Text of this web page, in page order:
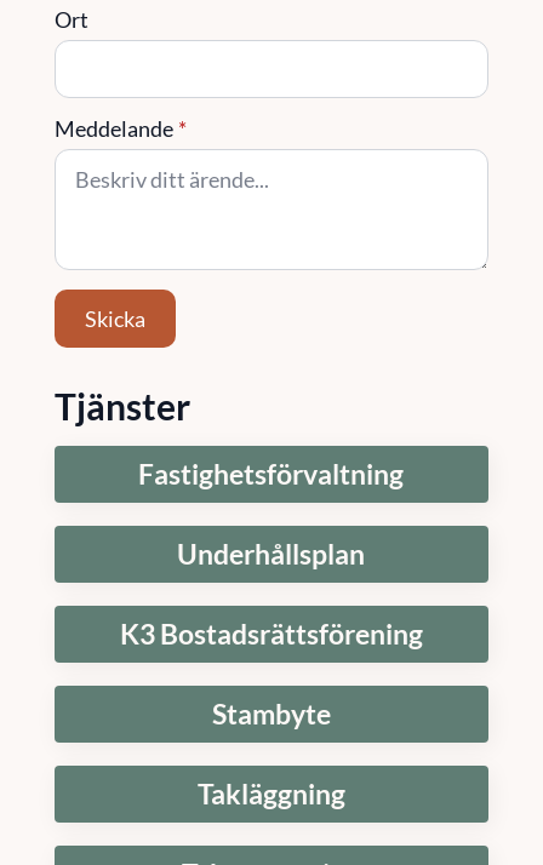
Ort
Meddelande *
Skicka
Tjänster
Fastighetsförvaltning
Underhållsplan
K3 Bostadsrättsförening
Stambyte
Takläggning